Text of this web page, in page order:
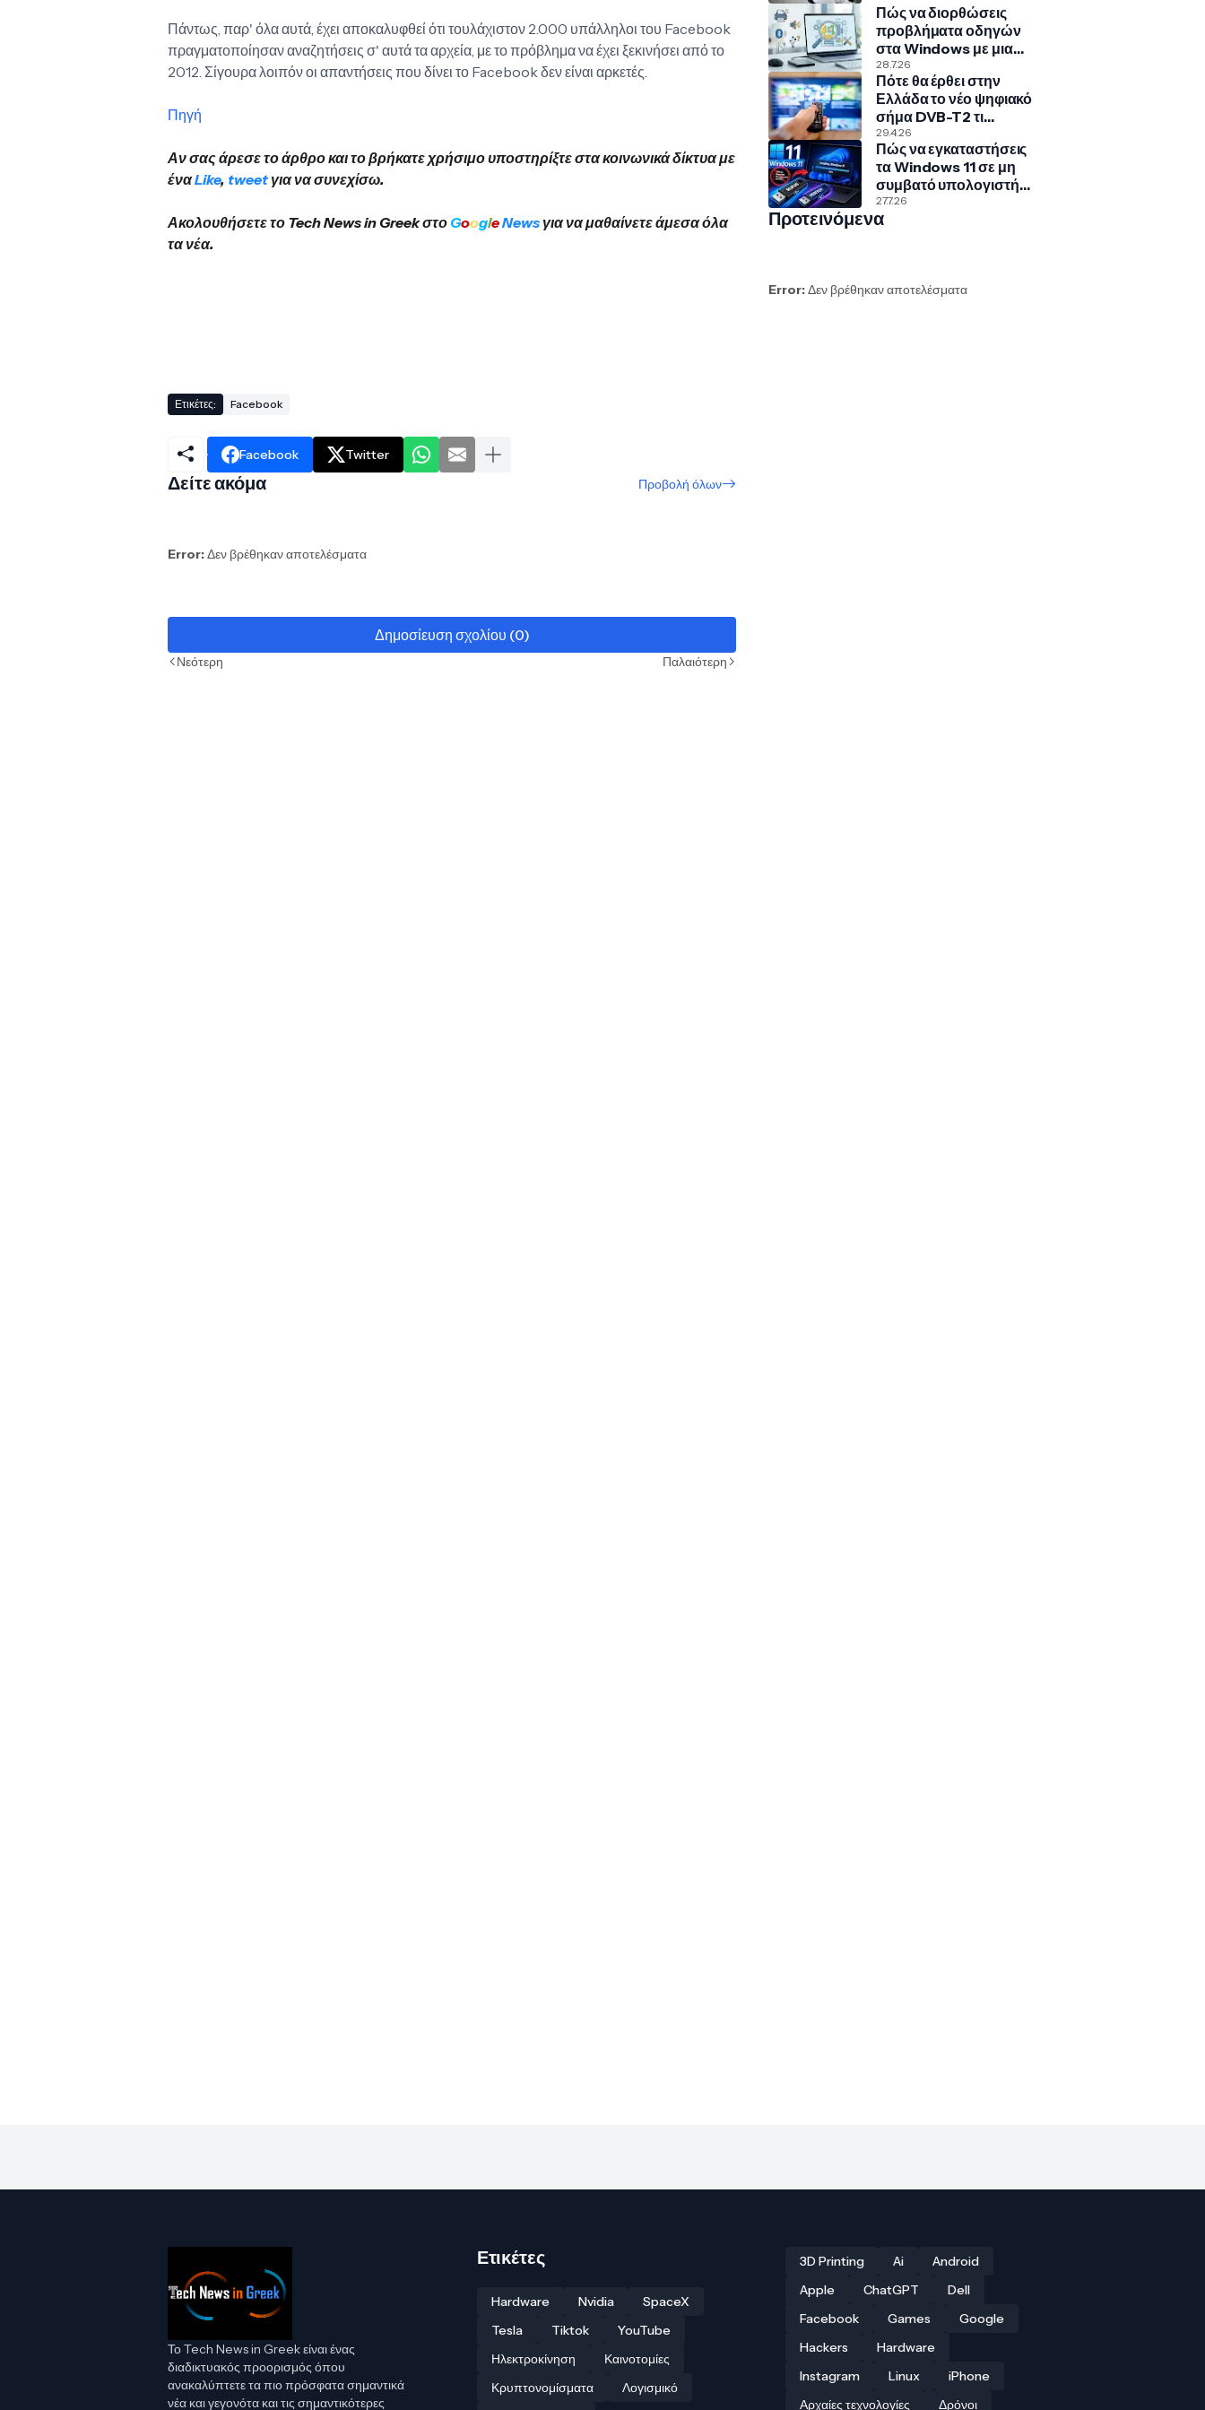
Πάντως, παρ' όλα αυτά, έχει αποκαλυφθεί ότι τουλάχιστον 2.000 υπάλληλοι του Facebook
πραγματοποίησαν αναζητήσεις σ' αυτά τα αρχεία, με το πρόβλημα να έχει ξεκινήσει από το
2012. Σίγουρα λοιπόν οι απαντήσεις που δίνει το Facebook δεν είναι αρκετές.
Πηγή
Αν σας άρεσε το άρθρο και το βρήκατε χρήσιμο υποστηρίξτε στα κοινωνικά δίκτυα με
έναLike, tweet για να συνεχίσω.
Ακολουθήσετε το Tech News in Greek στο GoogleNews για να μαθαίνετε άμεσα όλα
τα νέα.
Ετικέτες: Facebook
Facebook Twitter
Δείτε ακόμα Προβολή όλων
Error:Δεν βρέθηκαν αποτελέσματα
Δημοσίευση σχολίου (0)
Νεότερη Παλαιότερη
Πώς να διορθώσεις
προβλήματα οδηγών
στα Windows με μια
κρυφή εντολή
28.7.26
Πότε θα έρθει στην
Ελλάδα το νέο ψηφιακό
σήμα DVB-T2 τι
σημαίνει για την
τηλεόρασή σου
29.4.26
Πώς να εγκαταστήσεις
τα Windows 11 σε μη
συμβατό υπολογιστή
με Rufus και Ventoy
27.7.26
Προτεινόμενα
Error:Δεν βρέθηκαν αποτελέσματα
Το Tech News in Greek είναι ένας
διαδικτυακός προορισμός όπου
ανακαλύπτετε τα πιο πρόσφατα σημαντικά
νέα και γεγονότα και τις σημαντικότερες
Ετικέτες
Hardware Nvidia
SpaceX
Tesla
Tiktok
YouTube
Ηλεκτροκίνηση
Καινοτομίες
Κρυπτονομίσματα
Λογισμικό
3D Printing Ai
Android
Apple
ChatGPT
Dell
Facebook
Games
Google
Hackers
Hardware
Instagram
Linux
iPhone
Αρχαίες τεχνολογίες
Δρόνοι